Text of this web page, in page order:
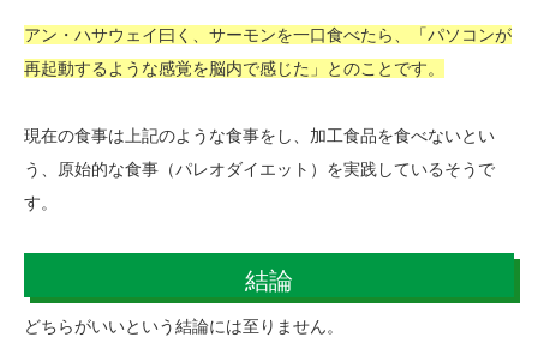
アン・ハサウェイ曰く、サーモンを一口食べたら、「パソコンが
再起動するような感覚を脳内で感じた」とのことです。
現在の食事は上記のような食事をし、加工食品を食べないとい
う、原始的な食事（パレオダイエット）を実践しているそうで
す。
結論
どちらがいいという結論には至りません。